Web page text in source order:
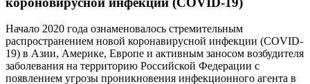
Начало 2020 года ознаменовалось стремительным
распространением новой коронавирусной инфекции (COVID-
19) в Азии, Америке, Европе и активным заносом возбудителя
заболевания на территорию Российской Федерации с
появлением угрозы проникновения инфекционного агента в